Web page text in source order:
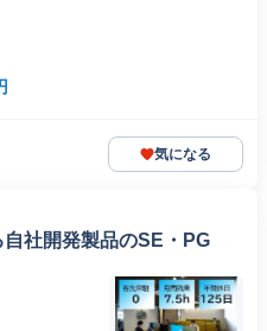
気になる
社開発製品のSE・PG